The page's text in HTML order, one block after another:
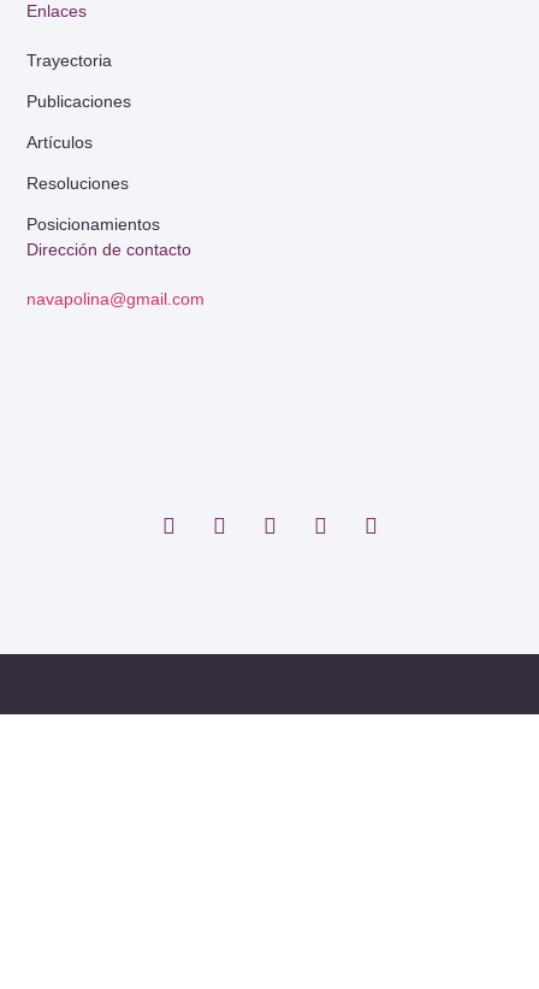
Dirección de contacto
navapolina@gmail.com
Enlaces
Trayectoria
Publicaciones
Artículos
Resoluciones
Posicionamientos